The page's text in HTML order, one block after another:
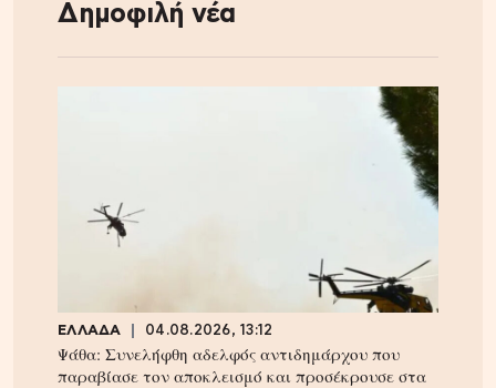
Δημοφιλή νέα
ΕΛΛΑΔΑ 04.08.2026, 13:12
Ψάθα: Συνελήφθη αδελφός αντιδημάρχου που
παραβίασε τον αποκλεισμό και προσέκρουσε στα